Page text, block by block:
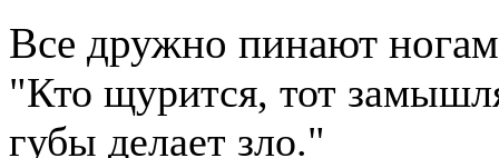
Все дружно пинают
"Кто щурится, тот
губы делает зло."